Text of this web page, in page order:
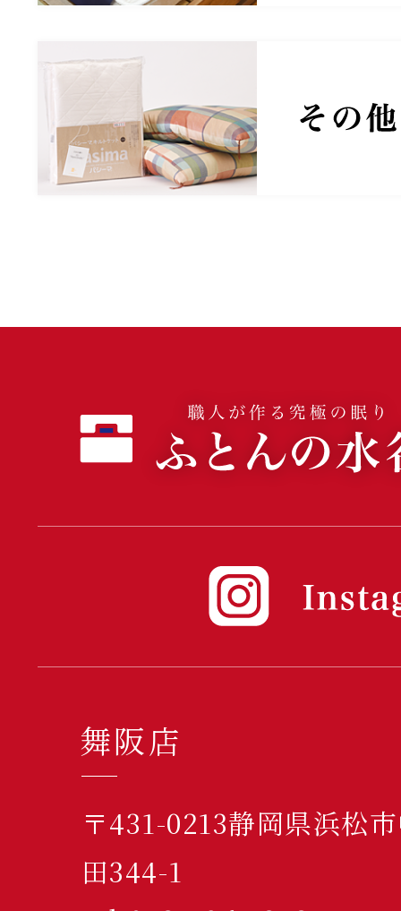
舞阪店
〒431-0213静岡県浜松
田344-1